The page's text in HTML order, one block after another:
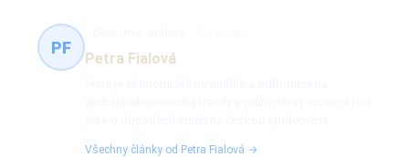
PF
Petra Fialová
Všechny články od Petra Fialová →